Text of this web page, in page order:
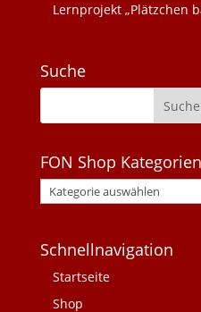
Lernprojekt „Plätzchen
Suche
FON Shop Kategorien
Schnellnavigation
Startseite
Shop